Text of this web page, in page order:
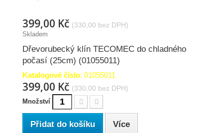
399,00 Kč (330,00 bez DPH)
Skladem
Dřevorubecký klín TECOMEC do chladného
počasí (25cm) (01055011)
Katalogové číslo: 01055011
399,00 Kč (330,00 bez DPH)
Množství
Přidat do košíku Více